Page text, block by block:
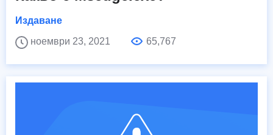
Издаване
ноември 23, 2021
65,767